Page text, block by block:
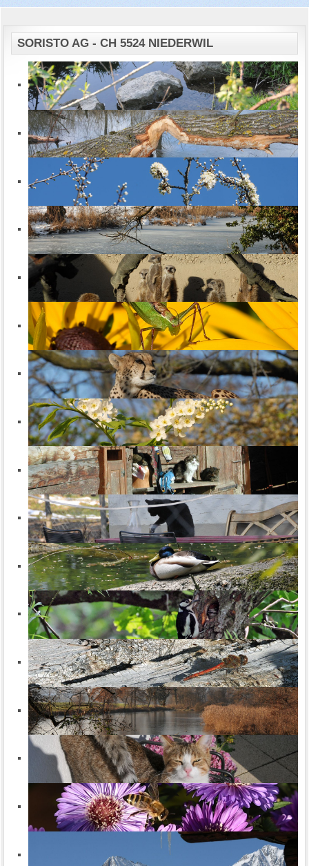
SORISTO AG - CH 5524 NIEDERWIL